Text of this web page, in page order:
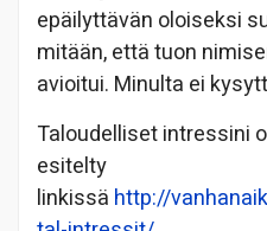
epäilyttävän oloiseksi
mitään, että tuon
avioitui. Minulta ei
Taloudelliset intressini
esitelty
linkissä http://